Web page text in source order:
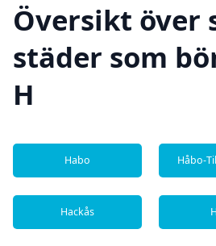
Översikt över
städer som
H
Habo Håbo-
Hackås